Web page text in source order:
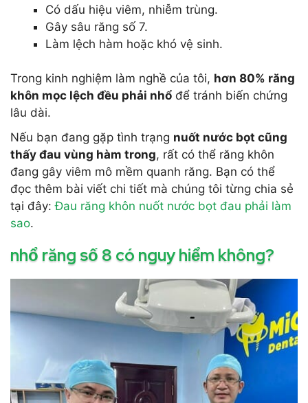
Có dấu hiệu viêm, nhiễm trùng.
Gây sâu răng số 7.
Làm lệch hàm hoặc khó vệ sinh.
Trong kinh nghiệm làm nghề của tôi, hơn 80% răng
khôn mọc lệch đều phải nhổ để tránh biến chứng
lâu dài.
Nếu bạn đang gặp tình trạng nuốt nước bọt cũng
thấy đau vùng hàm trong, rất có thể răng khôn
đang gây viêm mô mềm quanh răng. Bạn có thể
đọc thêm bài viết chi tiết mà chúng tôi từng chia sẻ
tại đây:Đau răng khôn nuốt nước bọt đau phải làm
sao.
nhổ răng số 8 có nguy hiểm không?